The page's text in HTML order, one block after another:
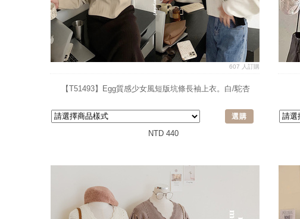
607 人訂購
【T51493】Egg質感少女風短版坑條長袖上衣。白/駝杏
選購
NTD 440